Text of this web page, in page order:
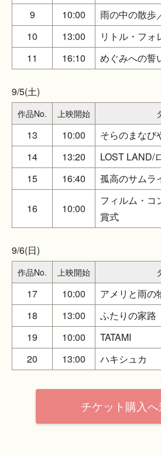
9
10:00
雨の中の散歩
10
13:00
リトル・フォ
11
16:10 めぐみへの誓
9/5(土)
作品No. 上映開始
13 10:00
そらのまなび
14
13:20
LOST LAND/
15
16:40 孤高のサムラ
16 10:00
フィルム・コ
賞式
9/6(日)
作品No. 上映開始
17 10:00
アメリと雨の
18
13:00
ふたりの家路
19
10:00
TATAMI
20
13:00 ハキシュカ
チケット購入